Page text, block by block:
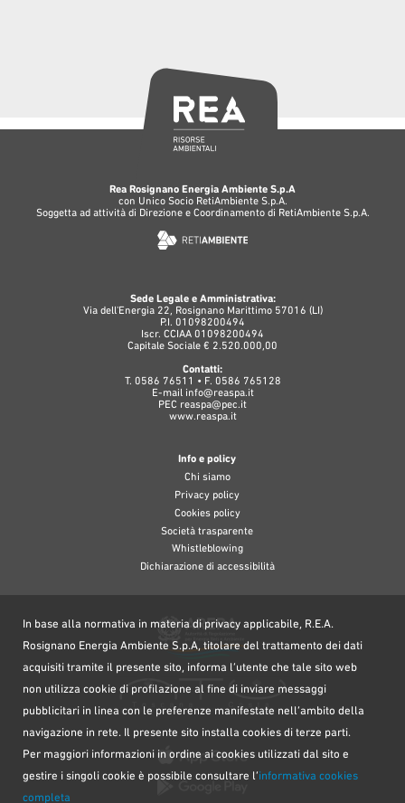
Rea Rosignano Energia Ambiente S.p.A
con Unico Socio RetiAmbiente S.p.A.
Soggetta ad attività di Direzione e Coordinamento di RetiAmbiente S.p.A.
Sede Legale e Amministrativa:
Via dell'Energia 22, Rosignano Marittimo 57016 (LI)
P.I. 01098200494
Iscr. CCIAA 01098200494
Capitale Sociale € 2.520.000,00
Contatti:
T. 0586 76511 • F. 0586 765128
E-mail info@reaspa.it
PEC reaspa@pec.it
www.reaspa.it
Info e policy
Chi siamo
Privacy policy
Cookies policy
Società trasparente
Whistleblowing
Dichiarazione di accessibilità
In base alla normativa in materia di privacy applicabile, R.E.A.
Rosignano Energia Ambiente S.p.A, titolare del trattamento dei dati
acquisiti tramite il presente sito, informa l’utente che tale sito web
non utilizza cookie di profilazione al fine di inviare messaggi
pubblicitari in linea con le preferenze manifestate nell’ambito della
navigazione in rete. Il presente sito installa cookies di terze parti.
Per maggiori informazioni in ordine ai cookies utilizzati dal sito e
gestire i singoli cookie è possibile consultare l’informativa cookies
completa